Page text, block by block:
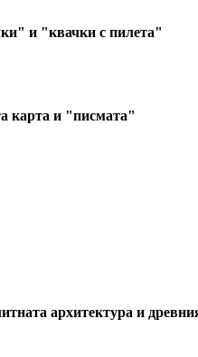
и "квачки с пилета"
карта и "писмата"
архитектура и